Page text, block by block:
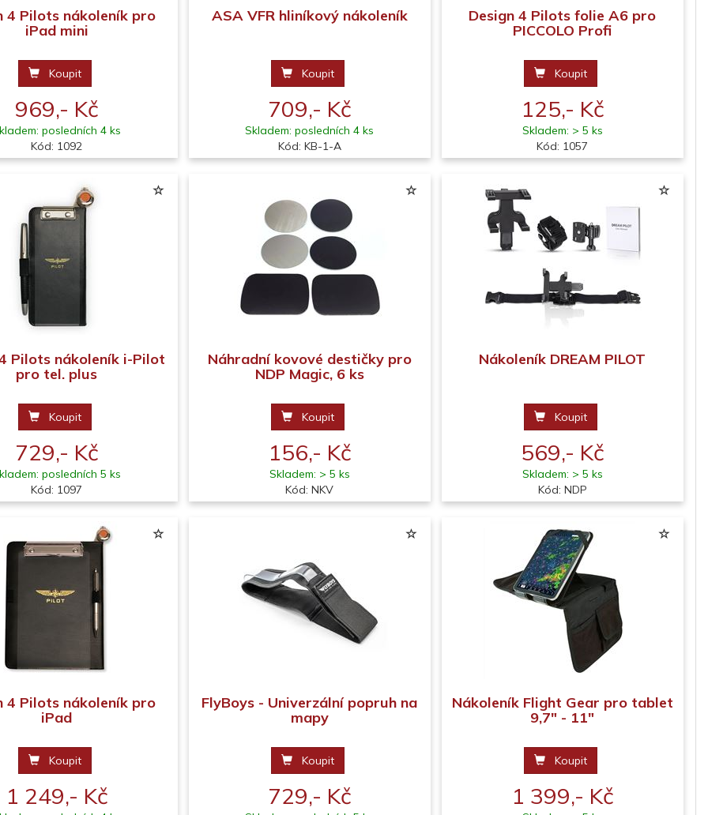
4 Pilots nákoleník pro
iPad mini
Koupit
969,- Kč
posledních 4 ks
Kód: 1092
ASA VFR hliníkový nákoleník
Koupit
709,- Kč
Skladem: posledních 4 ks
Kód: KB-1-A
Design 4 Pilots folie A6 pro
PICCOLO Profi
Koupit
125,- Kč
Skladem: > 5 ks
Kód: 1057
Pilots nákoleník i-Pilot
pro tel. plus
Koupit
729,- Kč
posledních 5 ks
Kód: 1097
Náhradní kovové destičky pro
NDP Magic, 6 ks
Koupit
156,- Kč
Skladem: > 5 ks
Kód: NKV
Nákoleník DREAM PILOT
Koupit
569,- Kč
Skladem: > 5 ks
Kód: NDP
4 Pilots nákoleník pro
iPad
Koupit
1 249,- Kč
FlyBoys - Univerzální popruh na
mapy
Koupit
729,- Kč
Nákoleník Flight Gear pro tablet
9,7" - 11"
Koupit
1 399,- Kč